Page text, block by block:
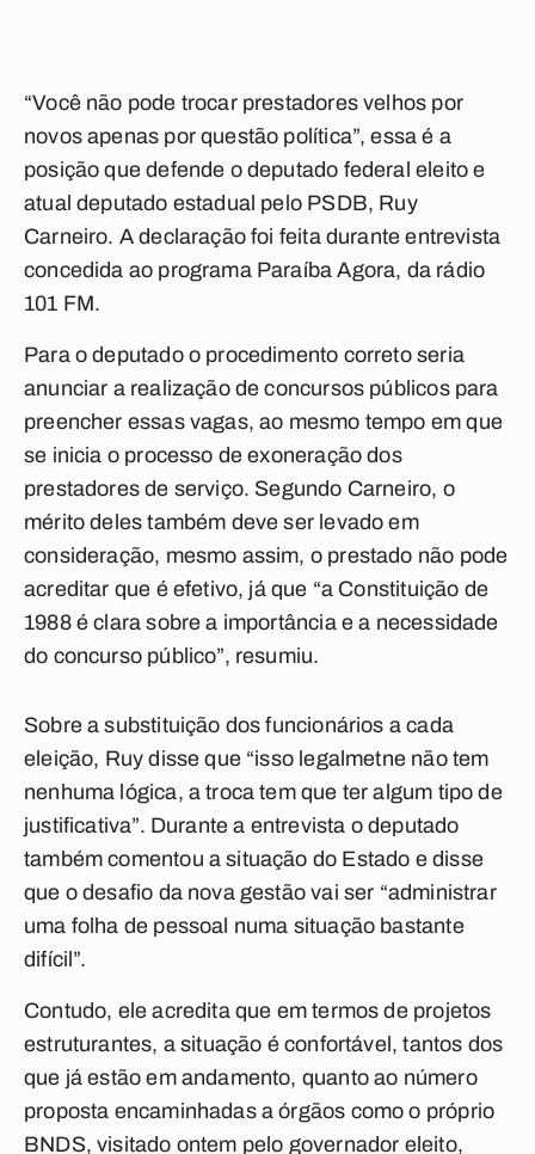
“Você não pode trocar prestadores velhos por
novos apenas por questão política”, essa é a
posição que defende o deputado federal eleito e
atual deputado estadual pelo PSDB, Ruy
Carneiro. A declaração foi feita durante entrevista
concedida ao programa Paraíba Agora, da rádio
101 FM.
Para o deputado o procedimento correto seria
anunciar a realização de concursos públicos para
preencher essas vagas, ao mesmo tempo em que
se inicia o processo de exoneração dos
prestadores de serviço. Segundo Carneiro, o
mérito deles também deve ser levado em
consideração, mesmo assim, o prestado não pode
acreditar que é efetivo, já que “a Constituição de
1988 é clara sobre a importância e a necessidade
do concurso público”, resumiu.
Sobre a substituição dos funcionários a cada
eleição, Ruy disse que “isso legalmetne não tem
nenhuma lógica, a troca tem que ter algum tipo de
justificativa”. Durante a entrevista o deputado
também comentou a situação do Estado e disse
que o desafio da nova gestão vai ser “administrar
uma folha de pessoal numa situação bastante
difícil”.
Contudo, ele acredita que em termos de projetos
estruturantes, a situação é confortável, tantos dos
que já estão em andamento, quanto ao número
proposta encaminhadas a órgãos como o próprio
BNDS, visitado ontem pelo governador eleito,